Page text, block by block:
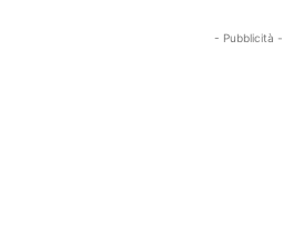
- Pubblicità -